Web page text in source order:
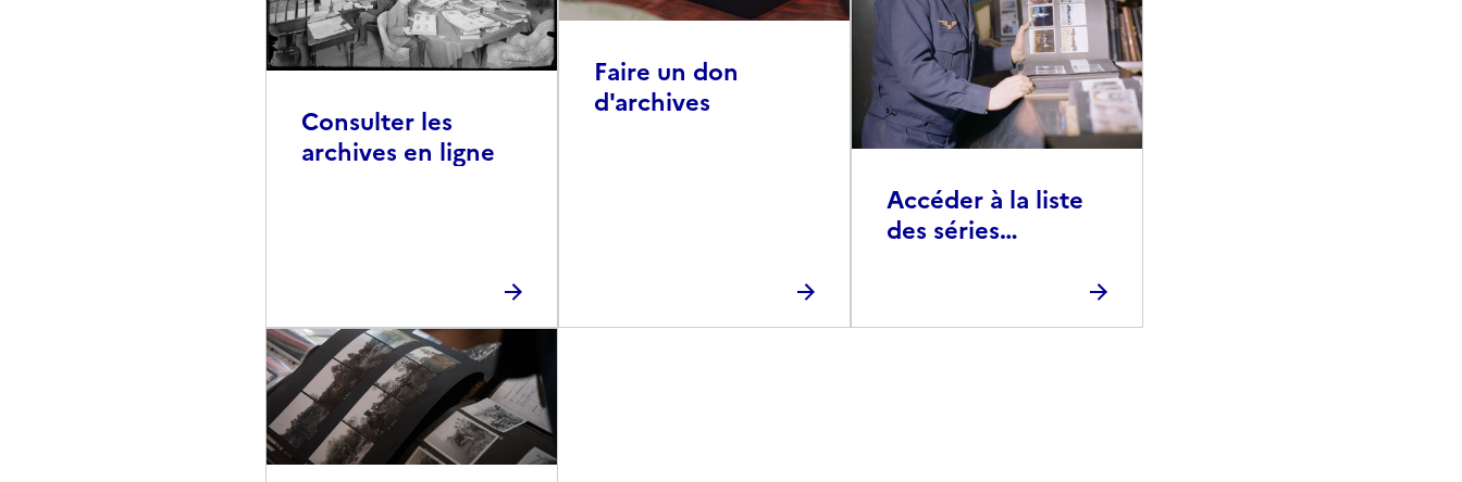
Consulter les
archives en ligne
Faire un don
d'archives
Accéder à la liste
des séries